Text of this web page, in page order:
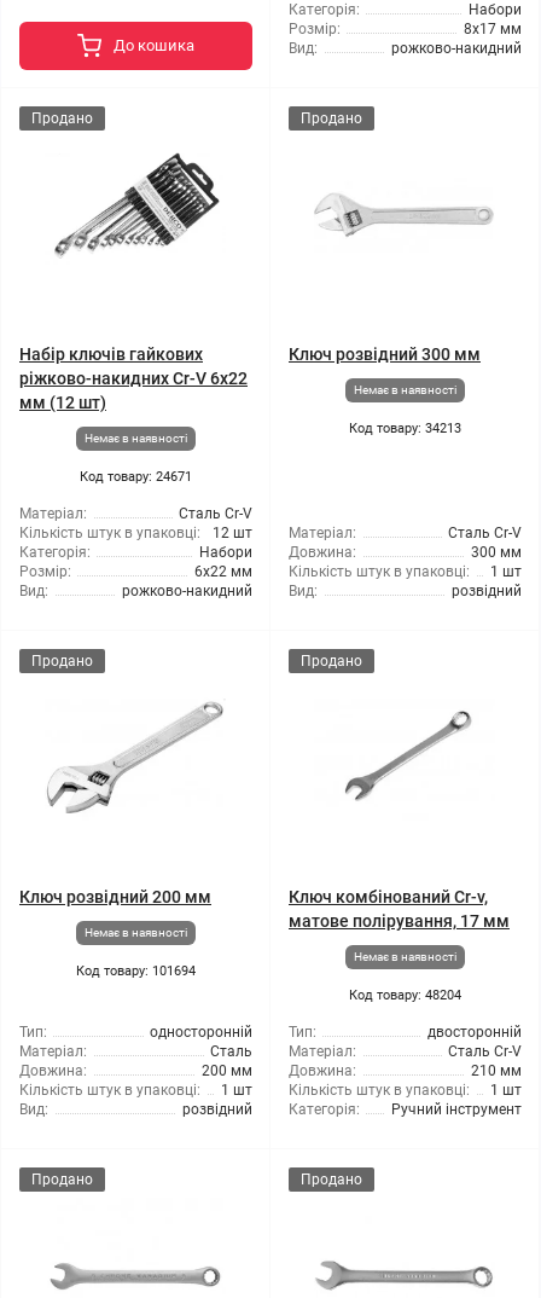
До кошика
Категорія:
Набори
Розмір:
8x17 мм
Вид:
рожково-накидний
Продано
Набір ключів гайкових
ріжково-накидних Cr-V 6x22
мм (12 шт)
Немає в наявності
Код товару: 24671
Матеріал:
Сталь Cr-V
Кількість штук в упаковці:
12 шт
Категорія:
Набори
Розмір:
6x22 мм
Вид:
рожково-накидний
Продано
Ключ розвідний 300 мм
Немає в наявності
Код товару: 34213
Матеріал:
Сталь Cr-V
Довжина:
300 мм
Кількість штук в упаковці:
1 шт
Вид:
розвідний
Продано
Ключ розвідний 200 мм
Немає в наявності
Код товару: 101694
Тип:
односторонній
Матеріал:
Сталь
Довжина:
200 мм
Кількість штук в упаковці:
1 шт
Вид:
розвідний
Продано
Ключ комбінований Cr-v,
матове полірування, 17 мм
Немає в наявності
Код товару: 48204
Тип:
двосторонній
Матеріал:
Сталь Cr-V
Довжина:
210 мм
Кількість штук в упаковці:
1 шт
Категорія:
Ручний інструмент
Продано Продано